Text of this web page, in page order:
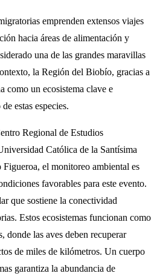
emprenden extensos viajes
hacia áreas de alimentación y
una de las grandes maravillas
la Región del Biobío, gracias a
como un ecosistema clave e
estas especies.
Regional de Estudios
Católica de la Santísima
el monitoreo ambiental es
favorables para este evento.
que sostiene la conectividad
Estos ecosistemas funcionan como
donde las aves deben recuperar
de miles de kilómetros. Un cuerpo
garantiza la abundancia de